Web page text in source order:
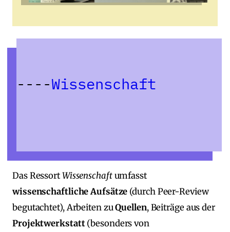
Wissenschaft
Das RessortWissenschaftumfasst
wissenschaftliche Aufsätze (durch Peer‑Review
begutachtet), Arbeiten zuQuellen, Beiträge aus der
Projektwerkstatt(besonders von